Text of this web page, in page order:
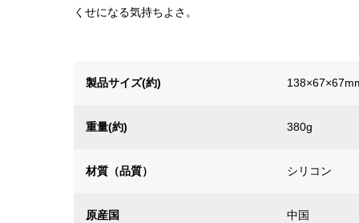
くせになる気持ちよさ。
製品サイズ(約)
重量(約) 380g
材質（品質） シリコン
原産国 中国